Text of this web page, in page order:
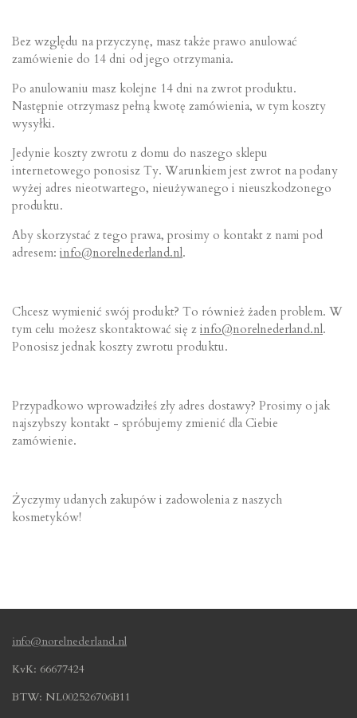
Bez względu na przyczynę, masz także prawo anulować
zamówienie do 14 dni od jego otrzymania.
Po anulowaniu masz kolejne 14 dni na zwrot produktu.
Następnie otrzymasz pełną kwotę zamówienia, w tym koszty
wysyłki.
Jedynie koszty zwrotu z domu do naszego sklepu
internetowego ponosisz Ty. Warunkiem jest zwrot na podany
wyżej adres nieotwartego, nieużywanego i nieuszkodzonego
produktu.
Aby skorzystać z tego prawa, prosimy o kontakt z nami pod
adresem: info@norelnederland.nl.
Chcesz wymienić swój produkt? To również żaden problem. W
tym celu możesz skontaktować się z info@norelnederland.nl.
Ponosisz jednak koszty zwrotu produktu.
Przypadkowo wprowadziłeś zły adres dostawy? Prosimy o jak
najszybszy kontakt - spróbujemy zmienić dla Ciebie
zamówienie.
Życzymy udanych zakupów i zadowolenia z naszych
kosmetyków!
info@norelnederland.nl
KvK: 66677424
BTW: NL002526706B11